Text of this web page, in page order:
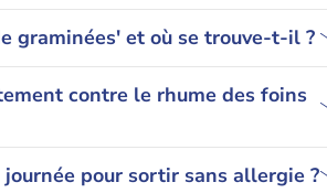
graminées' et où se trouve-t-il ?
contre le rhume des foins
pour sortir sans allergie ?